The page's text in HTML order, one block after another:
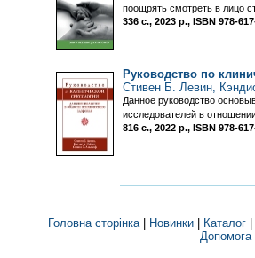
поощрять смотреть в лицо
336 с., 2023 р., ISBN 978-
Руководство по
Стивен Б. Левин,
Данное руководство
исследователей в
816 с., 2022 р., ISBN 978-
Головна сторінка| Новинки| Каталог|
Допомога